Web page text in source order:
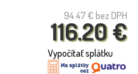
94.47 € bez DPH
116.20 €
Vypočítať splátku